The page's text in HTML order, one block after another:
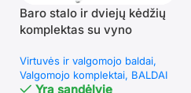
Baro stalo ir dviejų kėdžių
komplektas su vyno
Virtuvės ir valgomojo baldai
Valgomojo komplektai BALDAI
Yra sandėlyje